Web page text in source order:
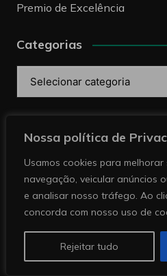
Nossa política de
Usamos cookies para
navegação, veicular anúncios
e analisar nosso tráfego. Ao
concorda com nosso uso de
Rejeitar tudo
Premio de Excelência
Categorias
mineração. Todos direitos